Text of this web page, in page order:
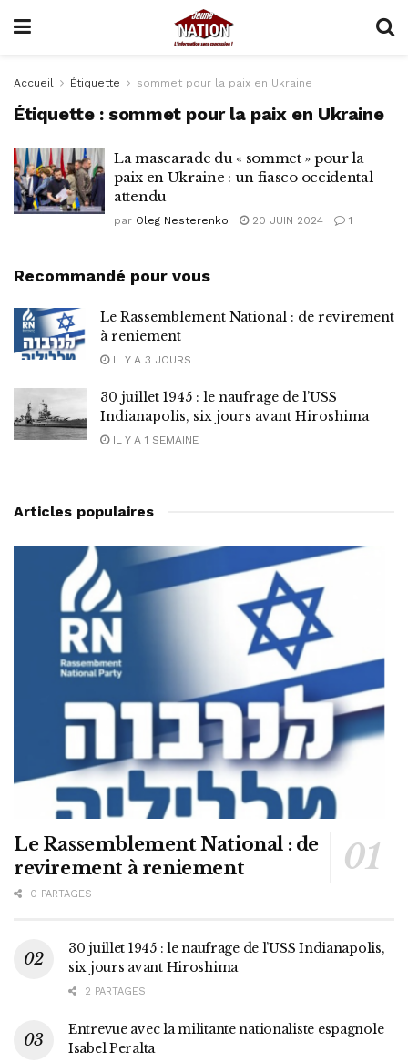
Accueil Étiquette sommet pour la paix en Ukraine
Étiquette : sommet pour la paix en Ukraine
La mascarade du « sommet » pour la
paix en Ukraine : un fiasco occidental
attendu
par Oleg Nesterenko 20 JUIN 2024 1
Recommandé pour vous
Le Rassemblement National : de revirement
à reniement
IL Y A 3 JOURS
30 juillet 1945 : le naufrage de l’USS
Indianapolis, six jours avant Hiroshima
IL Y A 1 SEMAINE
Articles populaires
Le Rassemblement National : de
revirement à reniement
0 PARTAGES
30 juillet 1945 : le naufrage de l’USS Indianapolis,
six jours avant Hiroshima
2 PARTAGES
Entrevue avec la militante nationaliste espagnole
Isabel Peralta